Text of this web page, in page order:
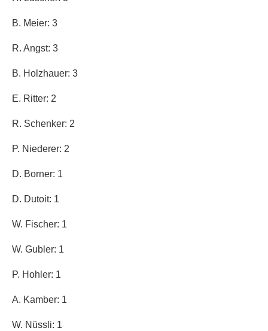
B. Meier: 3
R. Angst: 3
B. Holzhauer: 3
E. Ritter: 2
R. Schenker: 2
P. Niederer: 2
D. Borner: 1
D. Dutoit: 1
W. Fischer: 1
W. Gubler: 1
P. Hohler: 1
A. Kamber: 1
W. Nüssli: 1